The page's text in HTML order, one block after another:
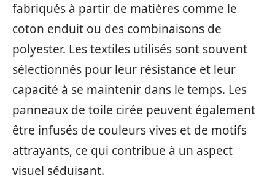
fabriqués à partir de matières comme le
coton enduit ou des combinaisons de
polyester. Les textiles utilisés sont souvent
sélectionnés pour leur résistance et leur
capacité à se maintenir dans le temps. Les
panneaux de toile cirée peuvent également
être infusés de couleurs vives et de motifs
attrayants, ce qui contribue à un aspect
visuel séduisant.